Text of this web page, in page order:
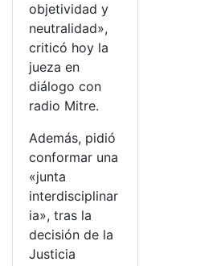
objetividad y
neutralidad»,
criticó hoy la
jueza en
diálogo con
radio Mitre.
Además, pidió
conformar una
«junta
interdisciplinar
ia», tras la
decisión de la
Justicia